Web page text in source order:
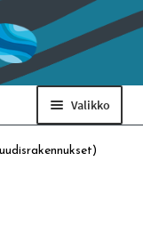
Valikko